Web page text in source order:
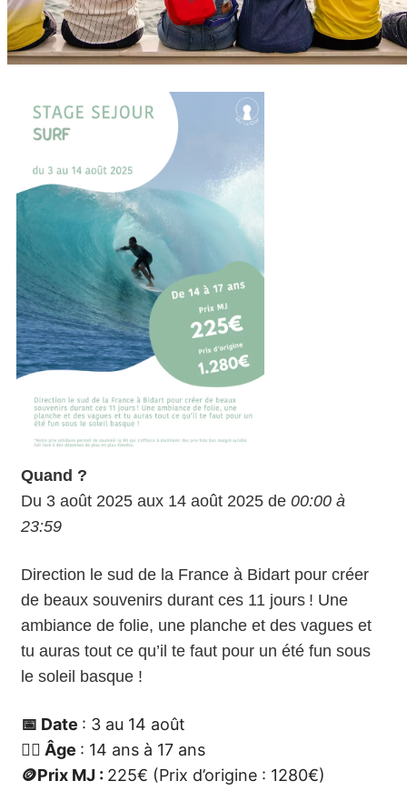
Quand ?
Du 3 août 2025 aux 14 août 2025 de 00:00 à
23:59
Direction le sud de la France à Bidart pour créer
de beaux souvenirs durant ces 11 jours ! Une
ambiance de folie, une planche et des vagues et
tu auras tout ce qu’il te faut pour un été fun sous
le soleil basque !
📅 Date : 3 au 14 août
🙋‍♀️ Âge : 14 ans à 17 ans
🪙Prix MJ : 225€ (Prix d’origine : 1280€)